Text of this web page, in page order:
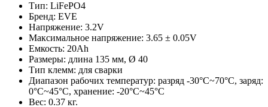
Тип: LiFePO4
Бренд: EVE
Напряжение: 3.2V
Максимальное напряжение: 3.65 ± 0.05V
Емкость: 20Ah
Размеры: длина 135 мм, Ø 40
Тип клемм: для сварки
Диапазон рабочих температур: разряд -30°С~70°С, заряд:
0°С~45°С, хранение: -20°С~45°С
Вес: 0.37 кг.